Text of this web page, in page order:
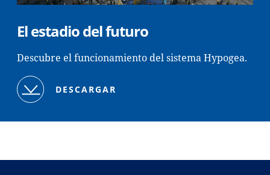
El estadio del futuro
Descubre el funcionamiento del sistema Hypogea.
DESCARGAR